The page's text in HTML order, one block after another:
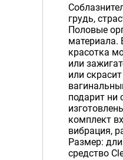
грудь,
Половые
материала.
красотка
или
или
подарит ни
комплект
вибрация,
Размер:
средство